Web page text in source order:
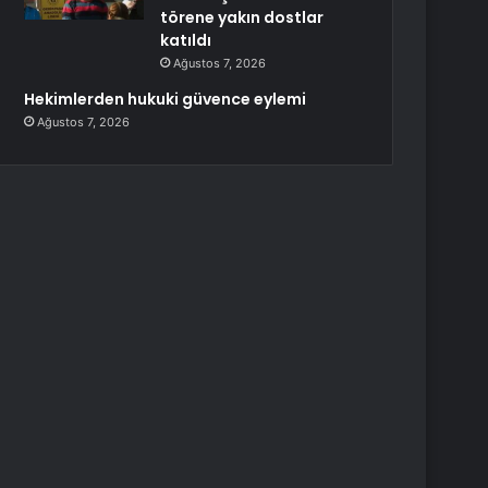
törene yakın dostlar
katıldı
Ağustos 7, 2026
Hekimlerden hukuki güvence eylemi
Ağustos 7, 2026